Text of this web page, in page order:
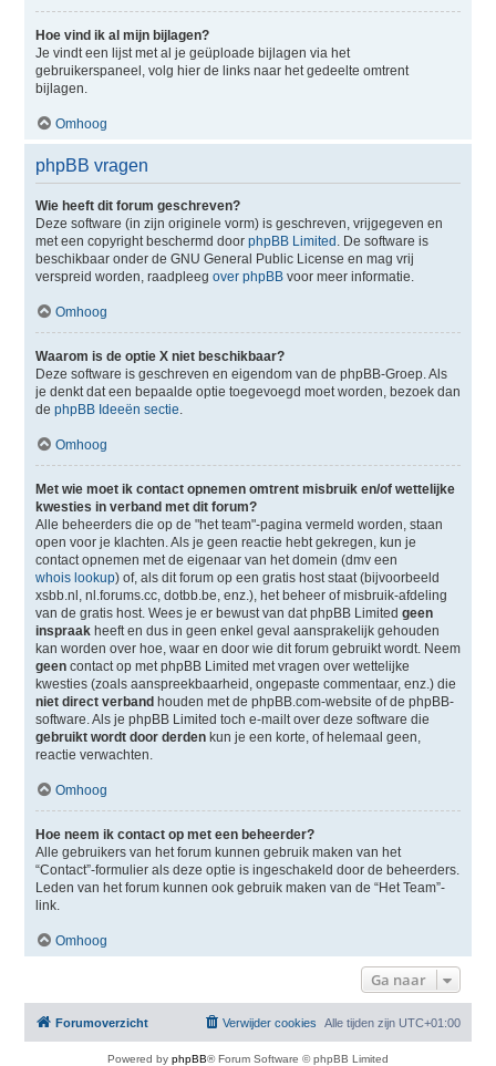
Hoe vind ik al mijn bijlagen?
Je vindt een lijst met al je geüploade bijlagen via het
gebruikerspaneel, volg hier de links naar het gedeelte omtrent
bijlagen.
Omhoog
phpBB vragen
Wie heeft dit forum geschreven?
Deze software (in zijn originele vorm) is geschreven, vrijgegeven en
met een copyright beschermd door phpBB Limited . De software is
beschikbaar onder de GNU General Public License en mag vrij
verspreid worden, raadpleeg over phpBBvoor meer informatie.
Omhoog
Waarom is de optie X niet beschikbaar?
Deze software is geschreven en eigendom van de phpBB-Groep. Als
je denkt dat een bepaalde optie toegevoegd moet worden, bezoek dan
de phpBB Ideeën sectie.
Omhoog
Met wie moet ik contact opnemen omtrent misbruik en/of wettelijke
kwesties in verband met dit forum?
Alle beheerders die op de "het team"-pagina vermeld worden, staan
open voor je klachten. Als je geen reactie hebt gekregen, kun je
contact opnemen met de eigenaar van het domein (dmv een
whois lookup) of, als dit forum op een gratis host staat (bijvoorbeeld
xsbb.nl, nl.forums.cc, dotbb.be, enz.), het beheer of misbruik-afdeling
van de gratis host. Wees je er bewust van dat phpBB Limited geen
inspraakheeft en dus in geen enkel geval aansprakelijk gehouden
kan worden over hoe, waar en door wie dit forum gebruikt wordt. Neem
geencontact op met phpBB Limited met vragen over wettelijke
kwesties (zoals aanspreekbaarheid, ongepaste commentaar, enz.) die
niet direct verband houden met de phpBB.com-website of de phpBB-
software. Als je phpBB Limited toch e-mailt over deze software die
gebruikt wordt door derdenkun je een korte, of helemaal geen,
reactie verwachten.
Omhoog
Hoe neem ik contact op met een beheerder?
Alle gebruikers van het forum kunnen gebruik maken van het
“Contact”-formulier als deze optie is ingeschakeld door de beheerders.
Leden van het forum kunnen ook gebruik maken van de “Het Team”-
link.
Omhoog
Ga naar
Forumoverzicht Alle tijden zijn UTC+01:00
Verwijder cookies
Powered by phpBB® Forum Software © phpBB Limited